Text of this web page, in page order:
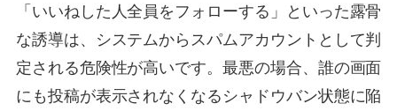
「いいねした人全員をフォローする」といった露骨
な誘導は、システムからスパムアカウントとして判
定される危険性が高いです。最悪の場合、誰の画面
にも投稿が表示されなくなるシャドウバン状態に陥